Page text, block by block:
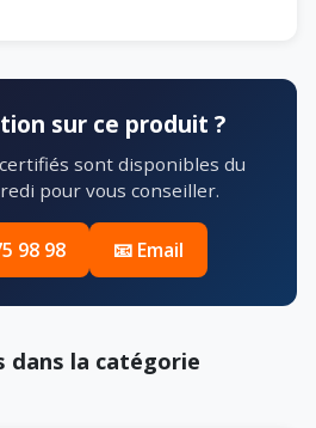
sur ce produit ?
sont disponibles du
pour vous conseiller.
98 98 📧 Email
dans la catégorie